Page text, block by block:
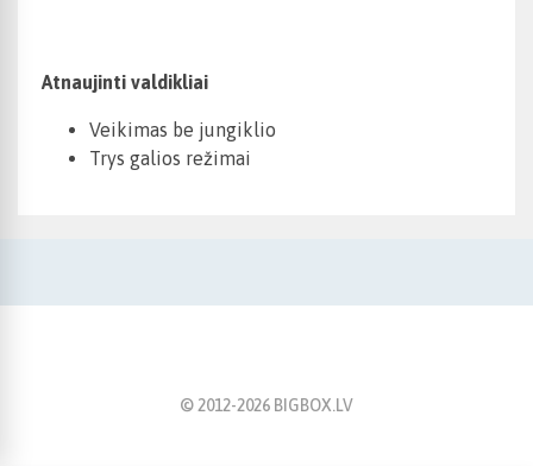
Atnaujinti valdikliai
Veikimas be jungiklio
Trys galios režimai
© 2012-2026 BIGBOX.LV